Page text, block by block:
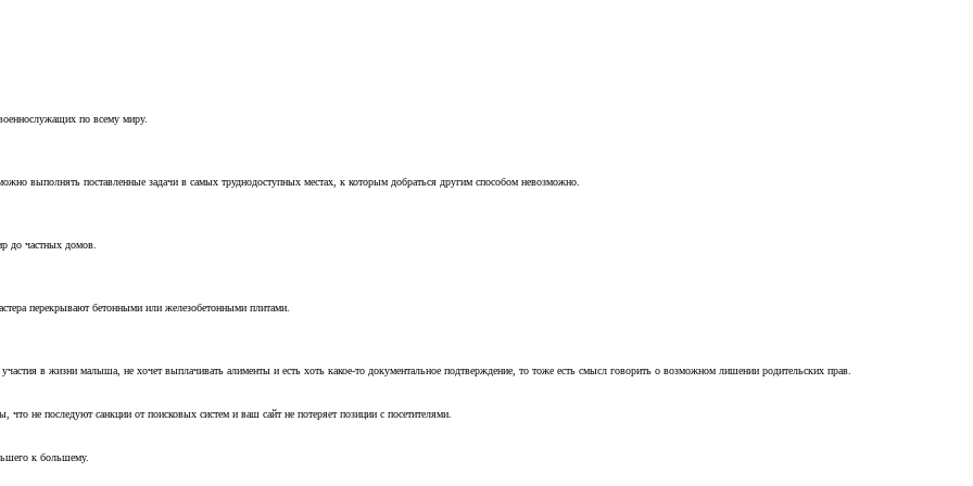
по всему миру.
выполнять поставленные задачи в самых труднодоступных местах, к которым добраться другим способом невозможно.
до частных домов.
перекрывают бетонными или железобетонными плитами.
в жизни малыша, не хочет выплачивать алименты и есть хоть какое-то документальное подтверждение, то тоже есть смысл говорить о возможном лишении родительских прав.
не последуют санкции от поисковых систем и ваш сайт не потеряет позиции с посетителями.
к большему.